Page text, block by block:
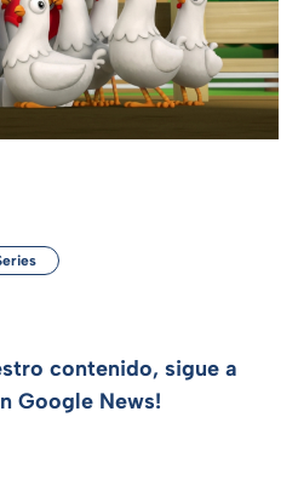
contenido, sigue a
Google News!